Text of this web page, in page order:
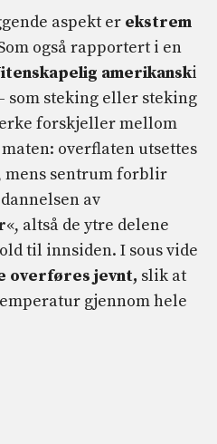
aspekt er ekstrem
også rapportert i en
amerikanski
som steking eller steking
forskjeller mellom
overflaten utsettes
mens sentrum forblir
av
«, altså de ytre delene
til innsiden. I sous vide
overføres jevnt, slik at
gjennom hele